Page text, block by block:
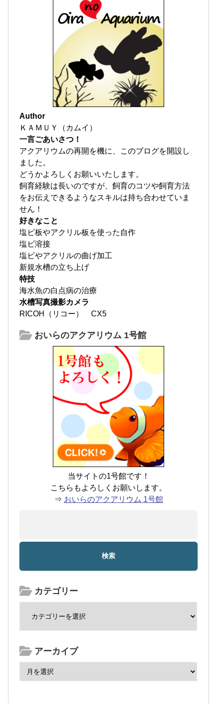
Author
ＫＡＭＵＹ（カムイ）
一言ごあいさつ！
アクアリウムの再開を機に、このブログを開設し
ました。
どうかよろしくお願いいたします。
飼育経験は長いのですが、飼育のコツや飼育方法
をお伝えできるようなスキルは持ち合わせていま
せん！
好きなこと
塩ビ板やアクリル板を使った自作
塩ビ溶接
塩ビやアクリルの曲げ加工
新規水槽の立ち上げ
特技
海水魚の白点病の治療
水槽写真撮影カメラ
RICOH（リコー） CX5
おいらのアクアリウム 1号館
当サイトの1号館です！
こちらもよろしくお願いします。
⇒ おいらのアクアリウム 1号館
カテゴリー
アーカイブ